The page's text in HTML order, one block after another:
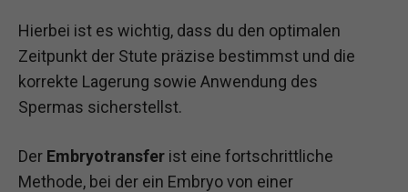
Hierbei ist es wichtig, dass du den optimalen
Zeitpunkt der Stute präzise bestimmst und die
korrekte Lagerung sowie Anwendung des
Spermas sicherstellst.
Der Embryotransfer ist eine fortschrittliche
Methode, bei der ein Embryo von einer